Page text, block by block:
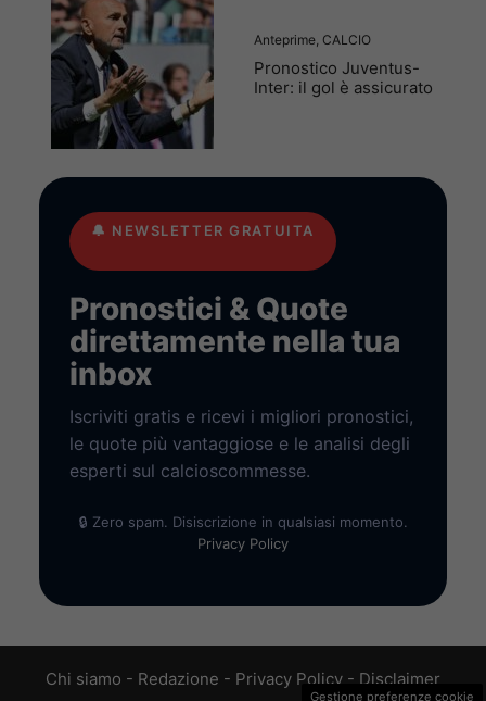
Anteprime, CALCIO
Pronostico Juventus-
Inter: il gol è assicurato
🔔 NEWSLETTER GRATUITA
Pronostici & Quote
direttamente nella tua
inbox
Iscriviti gratis e ricevi i migliori pronostici,
le quote più vantaggiose e le analisi degli
esperti sul calcioscommesse.
🔒 Zero spam. Disiscrizione in qualsiasi momento.
Privacy Policy
Chi siamo - Redazione - Privacy Policy - Disclaimer
Gestione preferenze cookie